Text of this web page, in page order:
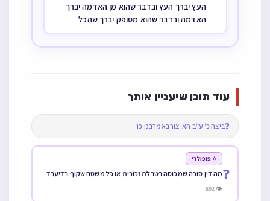
העץ יברך העץ ובדבר שהוא מן האדמה יברך
האדמה ובדבר שהוא מסופק יברך שהכל
עוד תוכן שיעניין אותך
❓ביצה כ’ ע”ב האי צורבא מרבנן כו’
❓
⭐ פופולרי
מה דין סוכה שמכוסה בטבלת זכוכית או כל משטח שקוף בדיעבד
👁 892